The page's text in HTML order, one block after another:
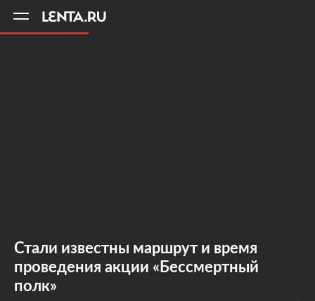
Стали известны маршрут и время
проведения акции «Бессмертный
полк»